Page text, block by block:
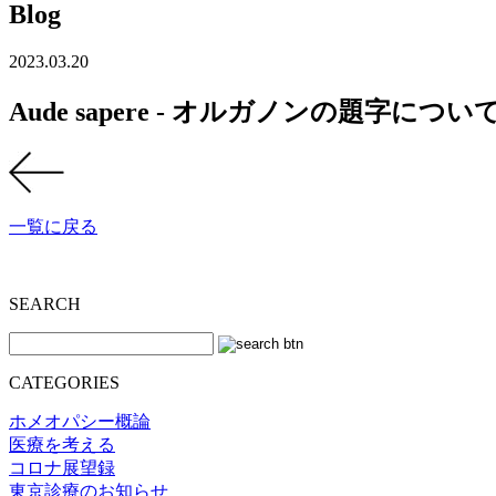
Blog
2023.03.20
Aude sapere - オルガノンの題字につい
一覧に戻る
SEARCH
CATEGORIES
ホメオパシー概論
医療を考える
コロナ展望録
東京診療のお知らせ